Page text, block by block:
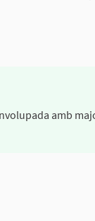
amb